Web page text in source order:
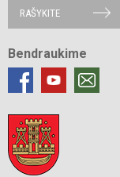
RAŠYKITE
Bendraukime